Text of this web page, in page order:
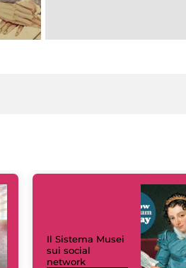
Il Sistema Musei
sui social
network